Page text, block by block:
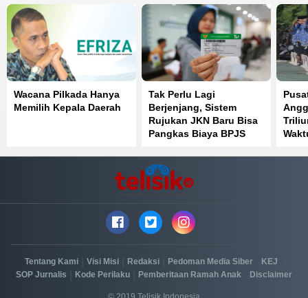
Wacana Pilkada Hanya
Memilih Kepala Daerah
Tak Perlu Lagi
Berjenjang, Sistem
Rujukan JKN Baru Bisa
Pangkas Biaya BPJS
Persen
Tentang Kami Visi Misi Redaksi Pedoman Media Siber KEJ
SOP Jurnalis Kode Perilaku Pemberitaan Ramah Anak Disclaimer